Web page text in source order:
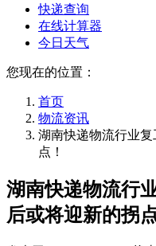
快递查询
在线计算器
今日天气
您现在的位置：
首页
物流资讯
湖南快递物流行业
点！
湖南快递物流行
后或将迎新的拐